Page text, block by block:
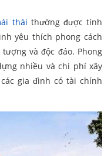
thái thường được tính
yêu thích phong cách
và độc đáo. Phong
nhiều và chi phí xây
gia đình có tài chính